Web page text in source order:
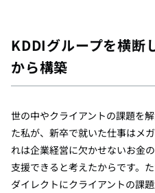
KDDIグループを横断
から構築
世の中やクライアントの課題を
た私が、新卒で就いた仕事はメ
れは企業経営に欠かせないお金
支援できると考えたからです。
ダイレクトにクライアントの課